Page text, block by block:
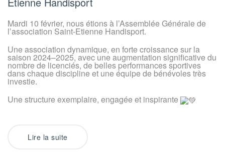
Mardi 10 février, nous étions à l’Assemblée Générale de
l’association Saint-Etienne Handisport.
Une association dynamique, en forte croissance sur la
saison 2024–2025, avec une augmentation significative du
nombre de licenciés, de belles performances sportives
dans chaque discipline et une équipe de bénévoles très
investie.
Une structure exemplaire, engagée et inspirante
Lire la suite